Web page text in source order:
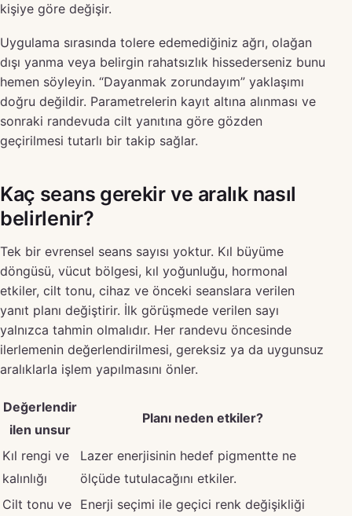
kişiye göre değişir.
Uygulama sırasında tolere edemediğiniz ağrı, olağan
dışı yanma veya belirgin rahatsızlık hissederseniz bunu
hemen söyleyin. “Dayanmak zorundayım” yaklaşımı
doğru değildir. Parametrelerin kayıt altına alınması ve
sonraki randevuda cilt yanıtına göre gözden
geçirilmesi tutarlı bir takip sağlar.
Kaç seans gerekir ve aralık nasıl
belirlenir?
Tek bir evrensel seans sayısı yoktur. Kıl büyüme
döngüsü, vücut bölgesi, kıl yoğunluğu, hormonal
etkiler, cilt tonu, cihaz ve önceki seanslara verilen
yanıt planı değiştirir. İlk görüşmede verilen sayı
yalnızca tahmin olmalıdır. Her randevu öncesinde
ilerlemenin değerlendirilmesi, gereksiz ya da uygunsuz
aralıklarla işlem yapılmasını önler.
Değerlendir
ilen unsur
Planı neden etkiler?
Kıl rengi ve
kalınlığı
Lazer enerjisinin hedef pigmentte ne
ölçüde tutulacağını etkiler.
Cilt tonu ve Enerji seçimi ile geçici renk değişikliği